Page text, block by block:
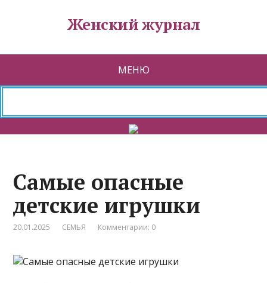
Женский журнал
МЕНЮ
Самые опасные
детские игрушки
20.01.2025 СЕМЬЯ Комментарии: 0